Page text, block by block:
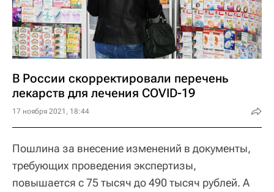
В России скорректировали перечень
лекарств для лечения COVID-19
17 ноября 2021, 18:44
Пошлина за внесение изменений в документы,
требующих проведения экспертизы,
повышается с 75 тысяч до 490 тысяч рублей. А